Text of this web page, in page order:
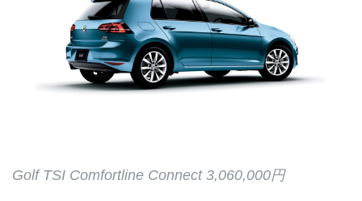
Golf TSI Comfortline Connect 3,060,000円